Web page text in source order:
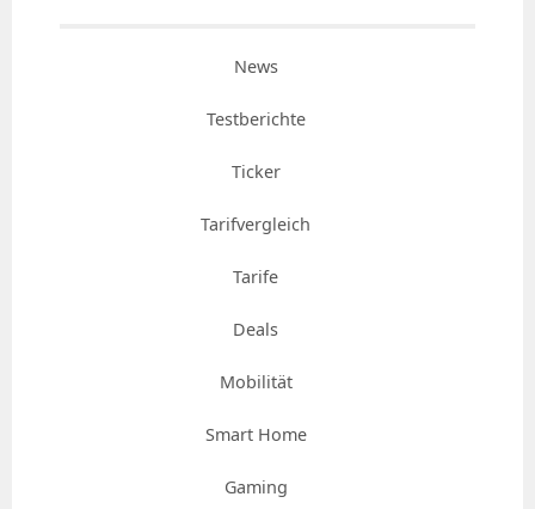
News
Testberichte
Ticker
Tarifvergleich
Tarife
Deals
Mobilität
Smart Home
Gaming